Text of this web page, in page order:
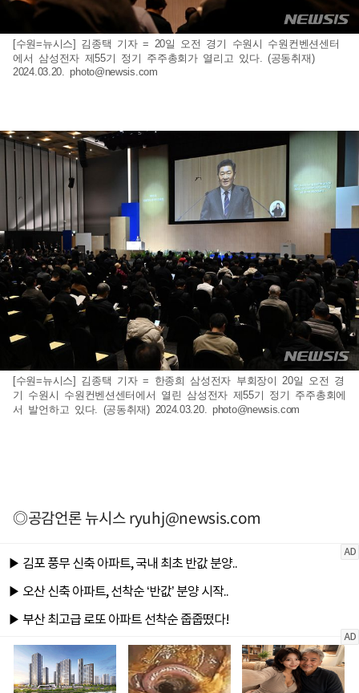
[수원=뉴시스] 김종택 기자 = 20일 오전 경기 수원시 수원컨벤션센터
에서 삼성전자 제55기 정기 주주총회가 열리고 있다. (공동취재)
2024.03.20.photo@newsis.com
[수원=뉴시스] 김종택 기자 = 한종희 삼성전자 부회장이 20일 오전 경
기 수원시 수원컨벤션센터에서 열린 삼성전자 제55기 정기 주주총회에
서 발언하고 있다. (공동취재) 2024.03.20. photo@newsis.com
◎공감언론 뉴시스ryuhj@newsis.com